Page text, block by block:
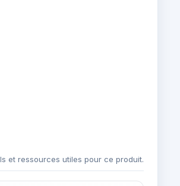
et ressources utiles pour ce produit.